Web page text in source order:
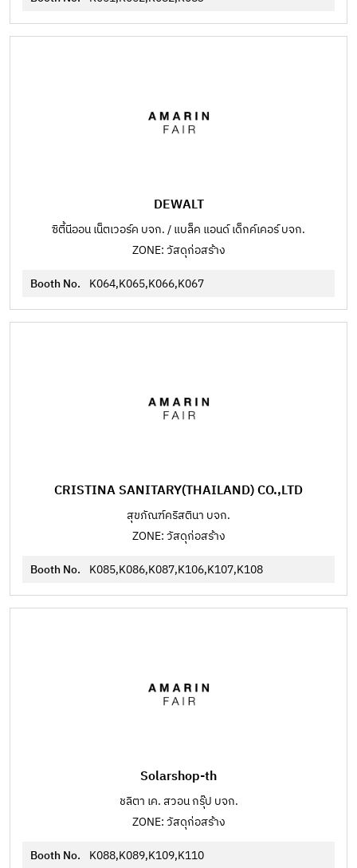
DEWALT
ซิตี้นีออน เน็ตเวอร์ค บจก. / แบล็ค แอนด์ เด็กค์เคอร์ บจก.
ZONE: วัสดุก่อสร้าง
Booth No. K064,K065,K066,K067
CRISTINA SANITARY(THAILAND) CO.,LTD
สุขภัณฑ์คริสตินา บจก.
ZONE: วัสดุก่อสร้าง
Booth No. K085,K086,K087,K106,K107,K108
Solarshop-th
ชลิตา เค. สวอน กรุ๊ป บจก.
ZONE: วัสดุก่อสร้าง
Booth No. K088,K089,K109,K110